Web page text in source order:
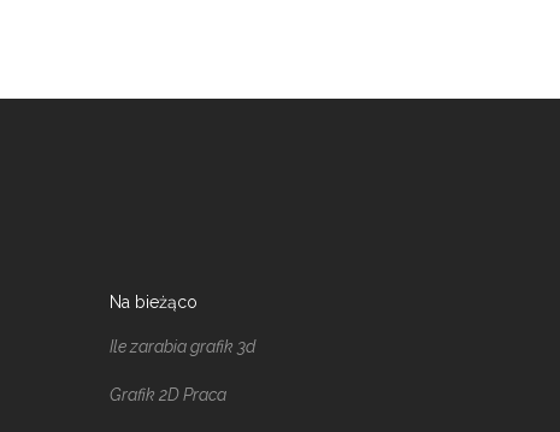
Na bieżąco
Ile zarabia grafik 3d
Grafik 2D Praca